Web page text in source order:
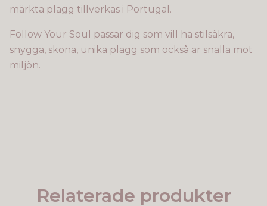
märkta plagg tillverkas i Portugal.
Follow Your Soul passar dig som vill ha stilsäkra,
snygga, sköna, unika plagg som också är snälla mot
miljön.
Relaterade produkter